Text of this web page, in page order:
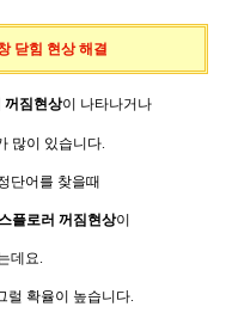
닫힘 현상해결
꺼짐현상이 나타나거나
많이 있습니다.
단어를 찾을때
플로러 꺼짐현상이
데요.
럴 확율이 높습니다.